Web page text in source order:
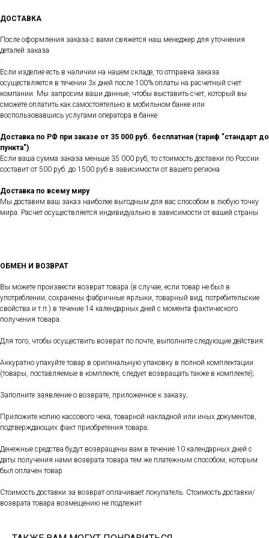
ДОСТАВКА
После оформления заказа с вами свяжется наш менеджер для уточнения
деталей заказа
Если изделие есть в наличии на нашем складе, то отправка заказа
осуществляется в течении 3х дней после 100% оплаты на расчетный счет
компании. Мы запросим ваши данные, чтобы выставить счет, который вы
сможете оплатить как самостоятельно в мобильном банке или
воспользовавшись услугами оператора в банке
Доставка по РФ при заказе от 35 000 руб. бесплатная (тариф "стандарт до
пункта")
Если ваша сумма заказа меньше 35 000 руб, то стоимость доставки по России
составит от 500 руб. до 1500 руб в зависимости от вашего региона
Доставка по всему миру
Мы доставим ваш заказ наиболее выгодным для вас способом в любую точку
мира. Расчет осуществляется индивидуально в зависимости от вашей страны
ОБМЕН И ВОЗВРАТ
Вы можете произвести возврат товара (в случае, если товар не был в
употреблении, сохранены фабричные ярлыки, товарный вид, потребительские
свойства и т.п.) в течение 14 календарных дней с момента фактического
получения товара.
Для того, чтобы осуществить возврат по почте, выполните следующие действия:
Аккуратно упакуйте товар в оригинальную упаковку в полной комплектации
(товары, поставляемые в комплекте, следует возвращать также в комплекте);
Заполните заявление о возврате, приложенное к заказу;
Приложите копию кассового чека, товарной накладной или иных документов,
подтверждающих факт приобретения товара;
Денежные средства будут возвращены вам в течение 10 календарных дней с
даты получения нами возврата товара тем же платежным способом, которым
был оплачен товар
Стоимость доставки за возврат оплачивает покупатель. Стоимость доставки/
возврата товара возмещению не подлежит